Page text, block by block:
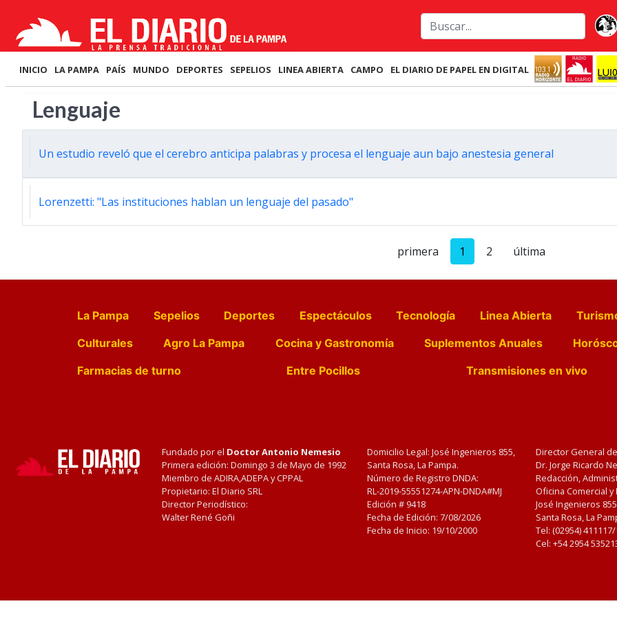
INICIO LA PAMPA PAÍS MUNDO DEPORTES SEPELIOS LINEA ABIERTA CAMPO EL DIARIO DE PAPEL EN DIGITAL
Lenguaje
Un estudio reveló que el cerebro anticipa palabras y procesa el lenguaje aun bajo anestesia general
Lorenzetti: "Las instituciones hablan un lenguaje del pasado"
primera 1 2 última
La Pampa Sepelios Deportes Espectáculos Tecnología Linea Abierta
Culturales
Agro La Pampa Cocina y Gastronomía Suplementos Anuales
Farmacias de turno
Entre Pocillos Transmisiones en vivo
Fundado por el Doctor Antonio Nemesio
Primera edición: Domingo 3 de Mayo de 1992
Miembro de ADIRA,ADEPA y CPPAL
Propietario: El Diario SRL
Director Periodístico:
Walter René Goñi
Domicilio Legal: José Ingenieros 855,
Santa Rosa, La Pampa.
Número de Registro DNDA:
RL-2019-55551274-APN-DNDA#MJ
Edición # 9418
Fecha de Edición: 7/08/2026
Fecha de Inicio: 19/10/2000
Director General
Dr. Jorge Ricardo
Redacción,
Oficina Comercial
José Ingenieros
Santa Rosa, La
Tel: (02954)
Cel: +54 2954